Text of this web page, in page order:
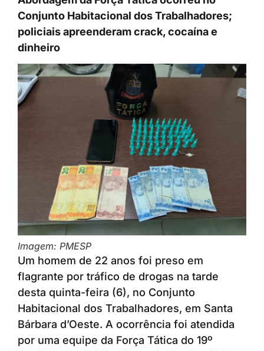
Conjunto Habitacional dos Trabalhadores;
policiais apreenderam crack, cocaína e
dinheiro
Imagem: PMESP
Um homem de 22 anos foi preso em
flagrante por tráfico de drogas na tarde
desta quinta-feira (6), no Conjunto
Habitacional dos Trabalhadores, em Santa
Bárbara d’Oeste. A ocorrência foi atendida
por uma equipe da Força Tática do 19º